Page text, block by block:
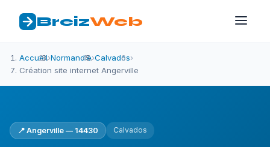
BreizWeb
Accueil›Normandie›Calvados›
Création site internet Angerville
📍 Angerville — 14430 Calvados